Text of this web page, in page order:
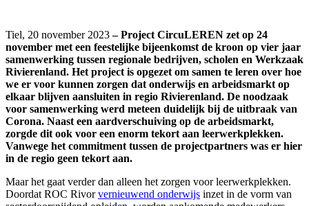
Tiel, 20 november 2023–Project CircuLEREN zet op 24
november met een feestelijke bijeenkomst de kroon op vier jaar
samenwerking tussen regionale bedrijven, scholen en Werkzaak
Rivierenland. Het project is opgezet om samen te leren over hoe
we er voor kunnen zorgen dat onderwijs en arbeidsmarkt op
elkaar blijven aansluiten in regio Rivierenland. De noodzaak
voor samenwerking werd meteen duidelijk bij de uitbraak van
Corona. Naast een aardverschuiving op de arbeidsmarkt,
zorgde dit ook voor een enorm tekort aan leerwerkplekken.
Vanwege het commitment tussen de projectpartners was er hier
in de regio geen tekort aan.
Maar het gaat verder dan alleen het zorgen voor leerwerkplekken.
Doordat ROC Rivorvernieuwend onderwijs inzet in de vorm van